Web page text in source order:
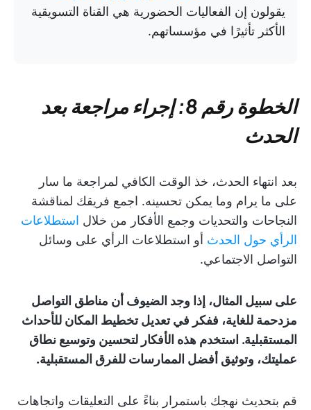
يقولون إن الفعاليات الحضورية هي القناة التسويقية
الأكثر تأثيرًا في مؤسساتهم.
الخطوة رقم 8: إجراء مراجعة بعد
الحدث
بعد انتهاء الحدث، خذ الوقت الكافي لمراجعة ما سار
على ما يرام وما يمكن تحسينه. اجمع فريقك لمناقشة
النجاحات والتحديات وجمع الأفكار من خلال استطلاعات
الرأي حول الحدث أو استطلاعات الرأي على وسائل
التواصل الاجتماعي.
على سبيل المثال، إذا وجد الضيوف أن مناطق التواصل
مزدحمة للغاية، ففكر في تعديل تخطيط المكان للأحداث
المستقبلية. استخدم هذه الأفكار لتحسين وتوسيع نطاق
عمليتك، وتوثيق أفضل الممارسات للفرق المستقبلية.
قم بتحديث نهجك باستمرار بناءً على التعليقات واتجاهات